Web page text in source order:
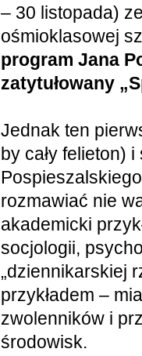
– 30 listopada)
ośmioklasowej
program Jana
zatytułowany
Jednak ten
by cały felieton)
rozmawiać nie
akademicki
socjologii,
„dziennikarskiej
przykładem –
zwolenników i
środowisk.